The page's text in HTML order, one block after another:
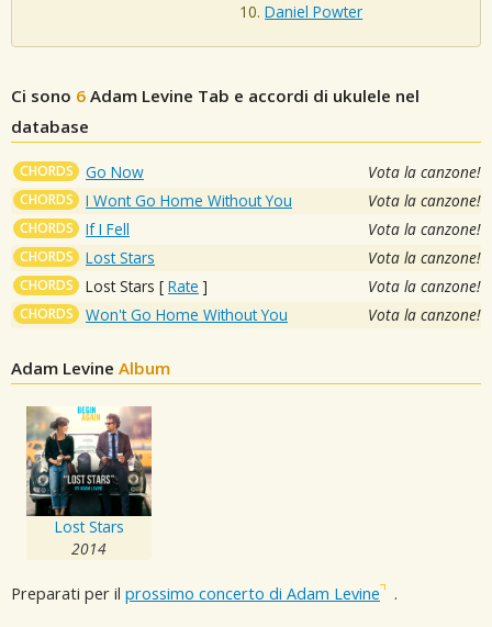
Daniel Powter
Ci sono 6 Adam Levine Tab e accordi di ukulele nel
database
CHORDS Go Now Vota la canzone!
CHORDS I Wont Go Home Without You Vota la canzone!
CHORDS If I Fell Vota la canzone!
CHORDS Lost Stars Vota la canzone!
CHORDS Lost Stars [ Rate ] Vota la canzone!
CHORDS Won't Go Home Without You Vota la canzone!
Adam Levine Album
Lost Stars
2014
Preparati per il prossimo concerto di Adam Levine .